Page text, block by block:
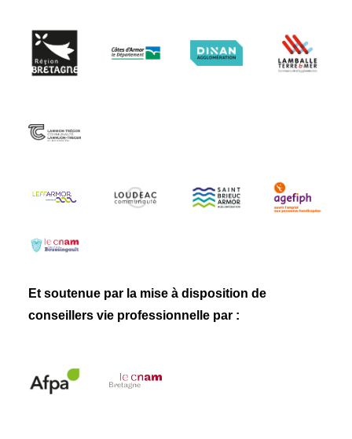
Et soutenue par la mise à disposition de
conseillers vie professionnelle par :